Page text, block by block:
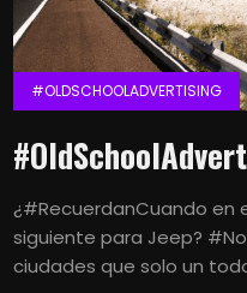
#OLDSCHOOLADVERTISING
¿#RecuerdanCuando en
siguiente para Jeep?
ciudades que solo un